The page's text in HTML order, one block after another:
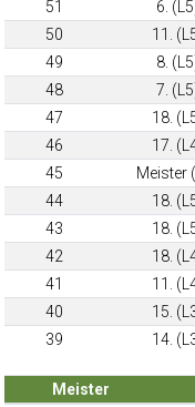
51
6.
50
11.
49
8.
48
7.
47
18.
46
17.
45
Meister
44
18.
43
18.
42
18.
41
11.
40
15.
39
14.
Meister